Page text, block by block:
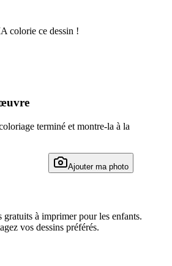
colorie ce dessin !
terminé et montre-la à la
Ajouter ma photo
à imprimer pour les enfants.
vos dessins préférés.